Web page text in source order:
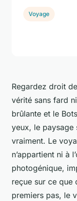
Regardez droit
vérité sans fard
brûlante et le
yeux, le paysage
vraiment. Le
n’appartient ni à
photogénique,
reçue sur ce que
premiers pas, le
Voyage